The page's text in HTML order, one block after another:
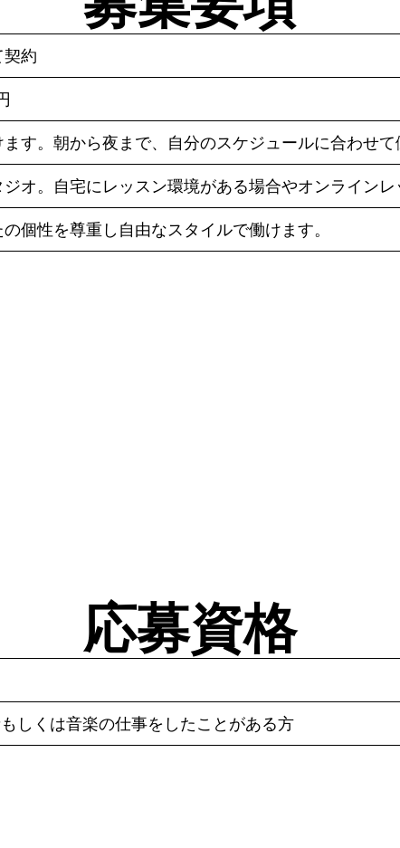
契約
す。朝から夜まで、自分のスケジュールに合わせて
オ。自宅にレッスン環境がある場合やオンラインレ
個性を尊重し自由なスタイルで働けます。
応募資格
しくは音楽の仕事をしたことがある方